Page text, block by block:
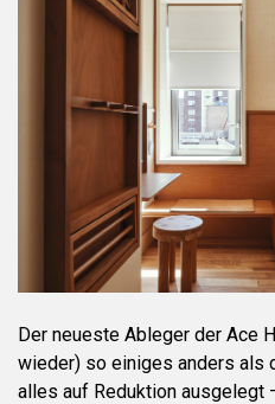
Der neueste Ableger der Ace
wieder) so einiges anders als
alles auf Reduktion ausgelegt